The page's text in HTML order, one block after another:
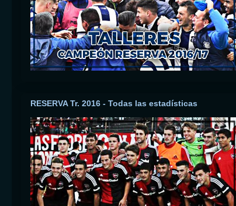
RESERVA Tr. 2016 - Todas las estadísticas